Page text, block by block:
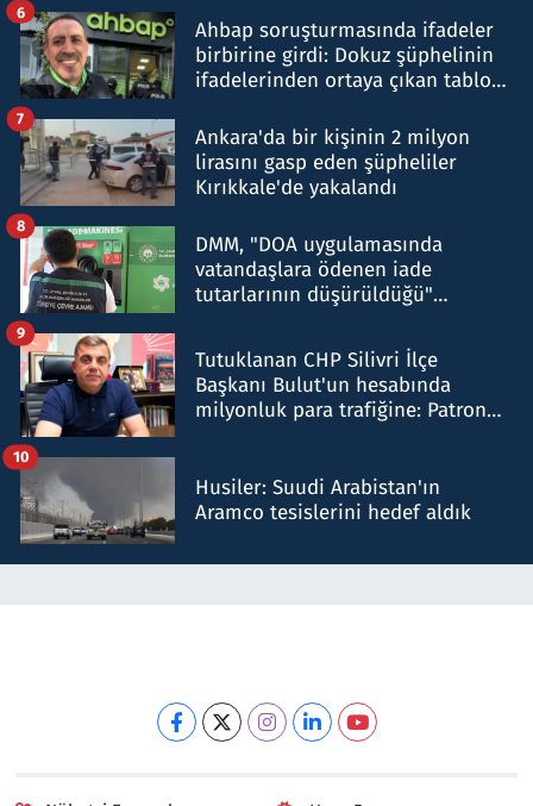
Ahbap soruşturmasında ifadeler
birbirine girdi: Dokuz şüphelinin
ifadelerinden ortaya çıkan tablo
6
Ankara'da bir kişinin 2 milyon
lirasını gasp eden şüpheliler
Kırıkkale'de yakalandı
7
DMM, "DOA uygulamasında
vatandaşlara ödenen iade
tutarlarının düşürüldüğü"
8
Tutuklanan CHP Silivri İlçe
Başkanı Bulut'un hesabında
milyonluk para trafiğine: Patron
9
Husiler: Suudi Arabistan'ın
Aramco tesislerini hedef aldık
10